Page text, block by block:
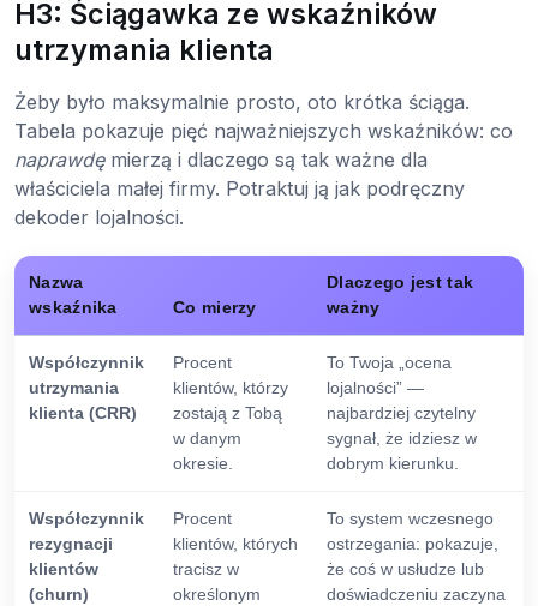
H3: Ściągawka ze wskaźników
utrzymania klienta
Żeby było maksymalnie prosto, oto krótka ściąga.
Tabela pokazuje pięć najważniejszych wskaźników: co
naprawdęmierzą i dlaczego są tak ważne dla
właściciela małej firmy. Potraktuj ją jak podręczny
dekoder lojalności.
Nazwa
wskaźnika
Co mierzy
Dlaczego jest tak
ważny
Współczynnik
utrzymania
klienta (CRR)
Procent
klientów, którzy
zostają z Tobą
w danym
okresie.
To Twoja „ocena
lojalności” —
najbardziej czytelny
sygnał, że idziesz w
dobrym kierunku.
Współczynnik
rezygnacji
klientów
(churn)
Procent
klientów, których
tracisz w
określonym
To system wczesnego
ostrzegania: pokazuje,
że coś w usłudze lub
doświadczeniu zaczyna